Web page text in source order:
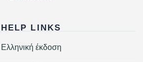
HELP LINKS
Ελληνική έκδοση